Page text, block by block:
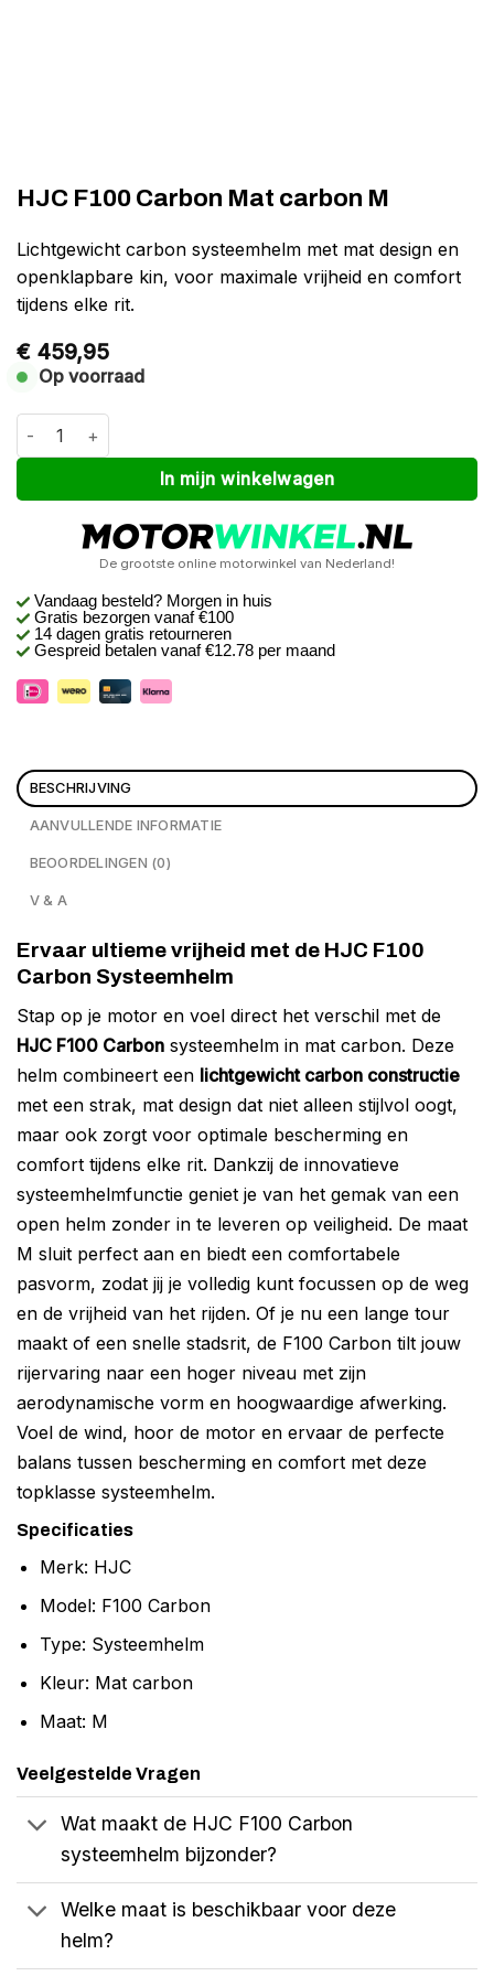
HJC F100 Carbon Mat carbon M
Lichtgewicht carbon systeemhelm met mat design en
openklapbare kin, voor maximale vrijheid en comfort
tijdens elke rit.
€ 459,95
Op voorraad
HJC F100 Carbon Mat carbon M aantal
In mijn winkelwagen
Alternative:
De grootste online motorwinkel van Nederland!
Vandaag besteld? Morgen in huis
Gratis bezorgen vanaf €100
14 dagen gratis retourneren
Gespreid betalen vanaf €12.78 per maand
BESCHRIJVING
AANVULLENDE INFORMATIE
BEOORDELINGEN (0)
V & A
Ervaar ultieme vrijheid met de HJC F100
Carbon Systeemhelm
Stap op je motor en voel direct het verschil met de
HJC F100 Carbon systeemhelm in mat carbon. Deze
helm combineert een lichtgewicht carbon constructie
met een strak, mat design dat niet alleen stijlvol oogt,
maar ook zorgt voor optimale bescherming en
comfort tijdens elke rit. Dankzij de innovatieve
systeemhelmfunctie geniet je van het gemak van een
open helm zonder in te leveren op veiligheid. De maat
M sluit perfect aan en biedt een comfortabele
pasvorm, zodat jij je volledig kunt focussen op de weg
en de vrijheid van het rijden. Of je nu een lange tour
maakt of een snelle stadsrit, de F100 Carbon tilt jouw
rijervaring naar een hoger niveau met zijn
aerodynamische vorm en hoogwaardige afwerking.
Voel de wind, hoor de motor en ervaar de perfecte
balans tussen bescherming en comfort met deze
topklasse systeemhelm.
Specificaties
Merk: HJC
Model: F100 Carbon
Type: Systeemhelm
Kleur: Mat carbon
Maat: M
Veelgestelde Vragen
Wat maakt de HJC F100 Carbon
systeemhelm bijzonder?
Welke maat is beschikbaar voor deze
helm?